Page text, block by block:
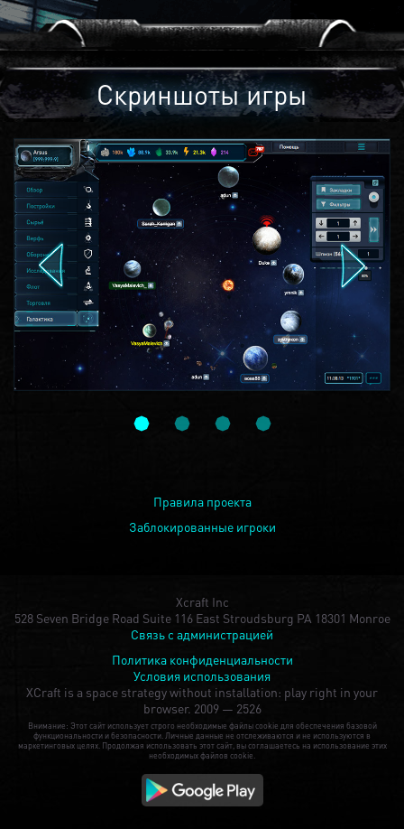
Скриншоты игры
Правила проекта
Заблокированные игроки
Xcraft Inc
528 Seven Bridge Road Suite 116 East Stroudsburg PA 18301 Monroe
Связь с администрацией
Политика конфиденциальности
Условия использования
XCraft is a space strategy without installation: play right in your
browser. 2009 — 2526
Внимание: Этот сайт использует строго необходимые файлы cookie для обеспечения базовой
функциональности и безопасности. Личные данные не отслеживаются и не используются в
маркетинговых целях. Продолжая использовать этот сайт, вы соглашаетесь на использование этих
необходимых файлов cookie.